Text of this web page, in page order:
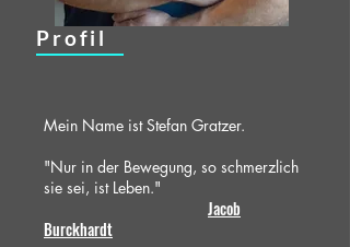
Profil
Mein Name ist Stefan Gratzer.
"Nur in der Bewegung, so schmerzlich
sie sei, ist Leben."
Jacob
Burckhardt